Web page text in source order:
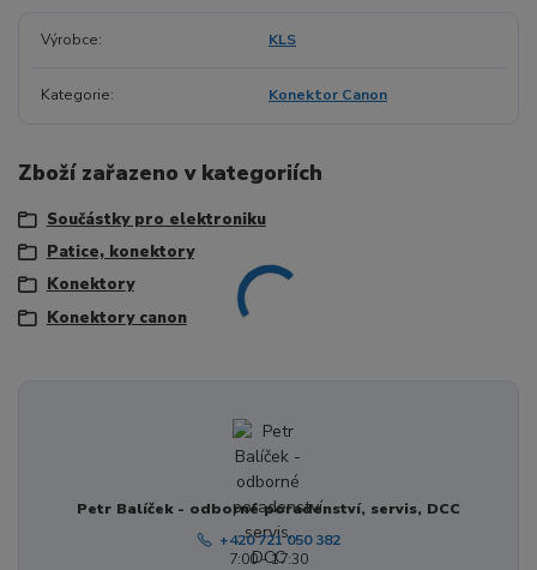
Výrobce KLS
Kategorie Konektor Canon
Zboží zařazeno v kategoriích
Součástky pro elektroniku
Patice, konektory
Konektory
Konektory canon
Petr Balíček - odborné poradenství, servis, DCC
+420 721 050 382
7:00 - 17:30